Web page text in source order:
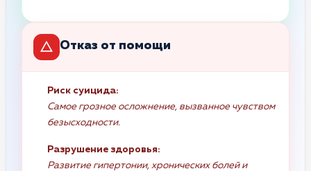
Отказ от помощи
Риск суицида:
Самое грозное осложнение, вызванное чувством
безысходности.
Разрушение здоровья:
Развитие гипертонии, хронических болей и